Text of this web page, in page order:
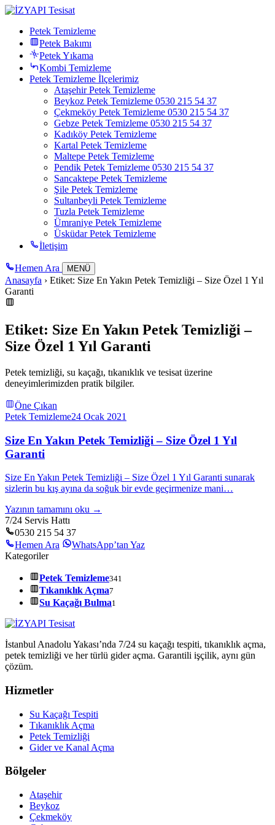
Petek Temizleme
Petek Bakımı
Petek Yıkama
Kombi Temizleme
Petek Temizleme İlçelerimiz
Ataşehir Petek Temizleme
Beykoz Petek Temizleme 0530 215 54 37
Çekmeköy Petek Temizleme 0530 215 54 37
Gebze Petek Temizleme 0530 215 54 37
Kadıköy Petek Temizleme
Kartal Petek Temizleme
Maltepe Petek Temizleme
Pendik Petek Temizleme 0530 215 54 37
Sancaktepe Petek Temizleme
Şile Petek Temizleme
Sultanbeyli Petek Temizleme
Tuzla Petek Temizleme
Ümraniye Petek Temizleme
Üsküdar Petek Temizleme
İletişim
Hemen Ara MENÜ
Anasayfa › Etiket: Size En Yakın Petek Temizliği – Size Özel 1 Yıl
Garanti
Etiket: Size En Yakın Petek Temizliği –
Size Özel 1 Yıl Garanti
Petek temizliği, su kaçağı, tıkanıklık ve tesisat üzerine
deneyimlerimizden pratik bilgiler.
Öne Çıkan
Petek Temizleme24 Ocak 2021
Size En Yakın Petek Temizliği – Size Özel 1 Yıl
Garanti
Size En Yakın Petek Temizliği – Size Özel 1 Yıl Garanti sunarak
sizlerin bu kış ayına da soğuk bir evde geçirmenize mani…
Yazının tamamını oku →
7/24 Servis Hattı
0530 215 54 37
Hemen Ara
WhatsApp’tan Yaz
Kategoriler
Petek Temizleme341
Tıkanıklık Açma7
Su Kaçağı Bulma1
İstanbul Anadolu Yakası’nda 7/24 su kaçağı tespiti, tıkanıklık açma,
petek temizliği ve her türlü gider açma. Garantili işçilik, aynı gün
çözüm.
Hizmetler
Su Kaçağı Tespiti
Tıkanıklık Açma
Petek Temizliği
Gider ve Kanal Açma
Bölgeler
Ataşehir
Beykoz
Çekmeköy